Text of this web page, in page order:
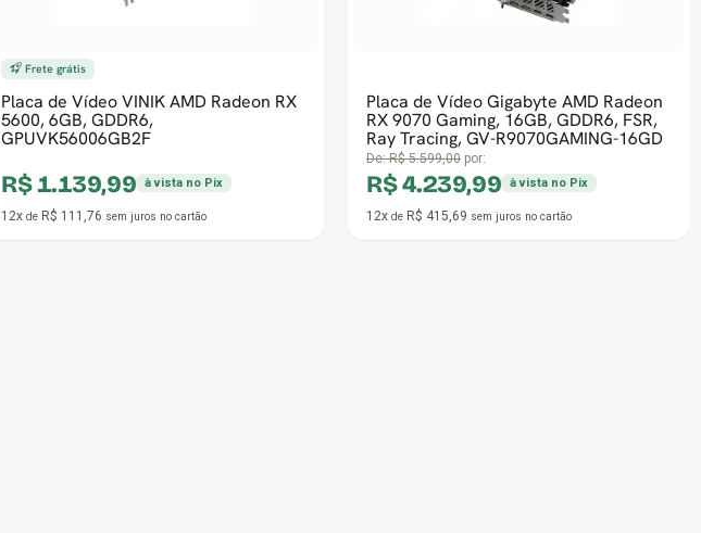
Placa de Vídeo Asus Prime AMD
Radeon RX 9070 EVO OC Edition,
16GB, GDDR6, FSR, Ray Tracing,
R$ 4.099,99 à vista no Pix
12x de R$ 401,96 sem juros no cartão
Placa de Vídeo XFX Swift AMD Radeon
RX 9060 XT OC Triple Fan, 16GB,
GDDR6, FSR, Ray Tracing, RX-
96TS316B7
De:R$ 5.056,90 por:
R$ 3.399,99 à vista no Pix
12x de R$ 333,33 sem juros no cartão